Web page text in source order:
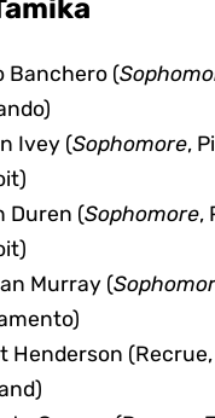
Banchero (
Ivey (Sophomore,
Duren (Sophomore,
Murray (
Henderson